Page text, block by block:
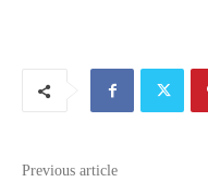
Previous article